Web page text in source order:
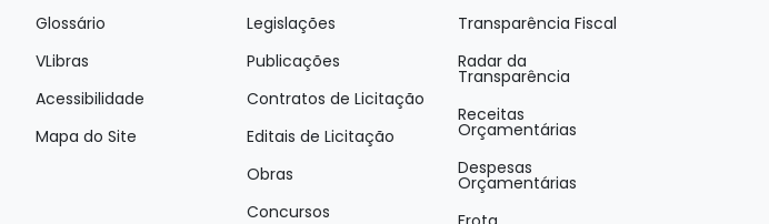
Glossário
VLibras
Acessibilidade
Mapa do Site
Legislações
Publicações
Contratos de Licitação
Editais de Licitação
Obras
Concursos
Transparência Fiscal
Radar da
Transparência
Receitas
Orçamentárias
Despesas
Orçamentárias